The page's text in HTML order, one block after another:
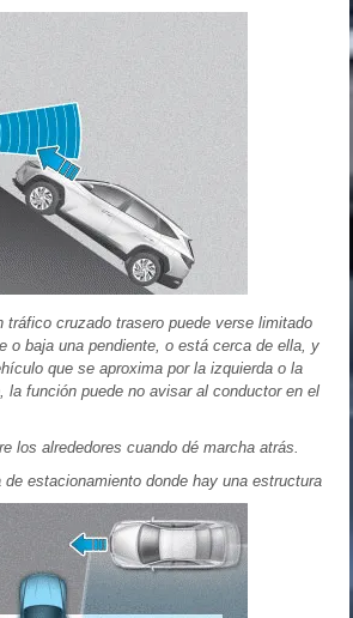
cruzado trasero puede verse limitado
o baja una pendiente, o está cerca de ella, y
que se aproxima por la izquierda o la
la función puede no avisar al conductor en el
los alrededores cuando dé marcha atrás.
de estacionamiento donde hay una estructura